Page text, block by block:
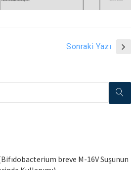
Sonraki Yazı
breve M-16V Suşunun